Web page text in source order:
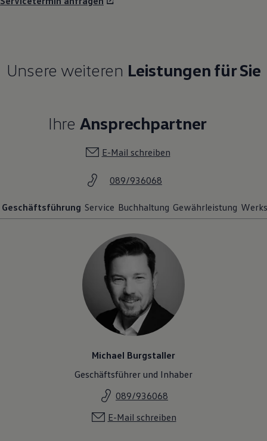
Unsere weiteren Leistungen für Sie
Ihre Ansprechpartner
E-Mail schreiben
089/936068
Geschäftsführung Service Buchhaltung Gewährleistung
Michael Burgstaller
Geschäftsführer und Inhaber
089/936068
E-Mail schreiben